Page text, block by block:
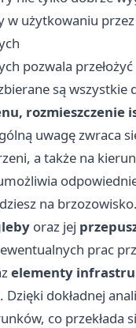
użytkowaniu
pozwala
są
rozmieszczenie
uwagę zwraca
a także na
na
oraz jej
prac
elementy
dokładnej
co przekłada